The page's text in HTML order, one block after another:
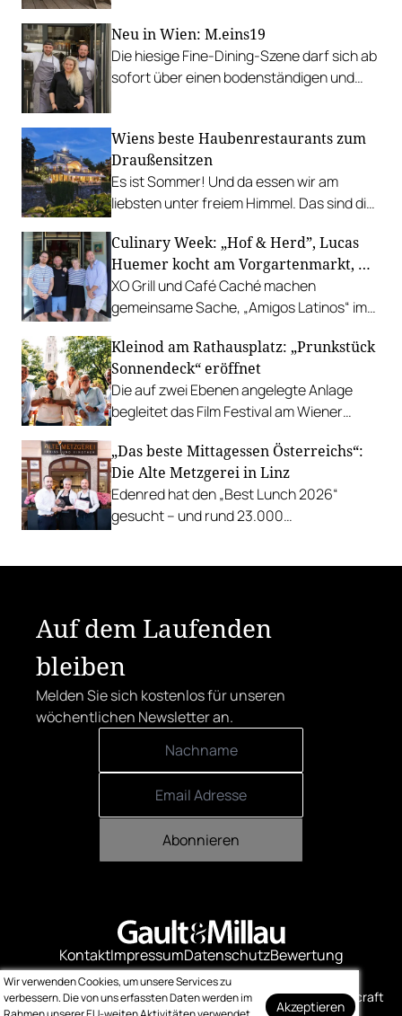
Neu in Wien: M.eins19
Die hiesige Fine-Dining-Szene darf sich ab
sofort über einen bodenständigen und
Wiens beste Haubenrestaurants zum
Draußensitzen
Es ist Sommer! Und da essen wir am
liebsten unter freiem Himmel. Das sind die
Gastgarten.
Culinary Week: „Hof & Herd”, Lucas
Huemer kocht am Vorgartenmarkt, …
XO Grill und Café Caché machen
gemeinsame Sache, „Amigos Latinos“ im
Richard Rauch kocht in der Riederalm
u.v.m.
Kleinod am Rathausplatz: „Prunkstück
Sonnendeck“ eröffnet
Die auf zwei Ebenen angelegte Anlage
begleitet das Film Festival am Wiener
mit Cocktails, Snacks und
Veranstaltungsprogramm.
„Das beste Mittagessen Österreichs“:
Die Alte Metzgerei in Linz
Edenred hat den „Best Lunch 2026“
gesucht – und rund 23.000
Auf dem Laufenden
bleiben
Melden Sie sich kostenlos für unseren
wöchentlichen Newsletter an.
Abonnieren
KontaktImpressumDatenschutzBewertung
Logo-Downloads
© Gault & Millau Made with ❤️ by bitcraft
Wir verwenden Cookies, um unsere Services zu
verbessern. Die von uns erfassten Daten werden im
Akzeptieren